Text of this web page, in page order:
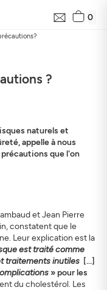
0
?
naturels et
appelle à nous
que l'on
et Jean Pierre
constatent que le
Leur explication est la
est traité comme
traitements inutiles [...]
» pour les
du cholestérol. Les
près de
domicile, son